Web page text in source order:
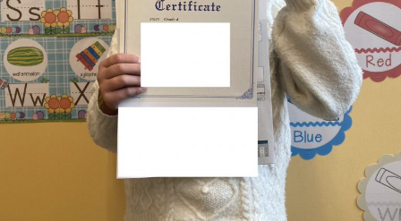
アクセス
よくあるご質問
お問い合わせ
団体向け出張英会話